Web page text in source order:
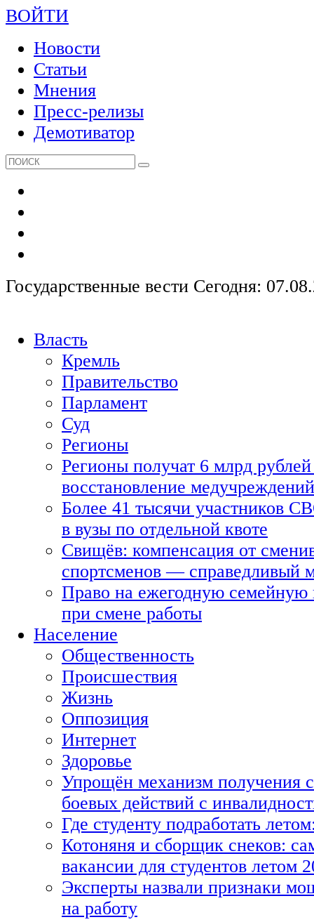
ВОЙТИ
Новости
Статьи
Мнения
Пресс-релизы
Демотиватор
Государственные вести Сегодня:
Власть
Кремль
Правительство
Парламент
Суд
Регионы
Регионы получат 6 млрд рублей
восстановление медучреждений
Более 41 тысячи участников
в вузы по отдельной квоте
Свищёв: компенсация от
спортсменов — справедливый
Право на ежегодную семейную
при смене работы
Население
Общественность
Происшествия
Жизнь
Оппозиция
Интернет
Здоровье
Упрощён механизм получения
боевых действий с
Где студенту подработать
Котоняня и сборщик снеков:
вакансии для студентов летом
Эксперты назвали признаки
на работу